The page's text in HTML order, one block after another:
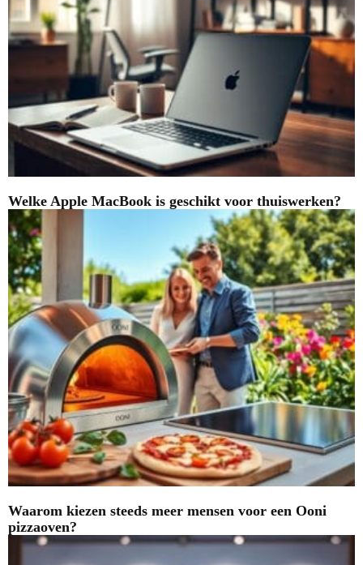
Welke Apple MacBook is geschikt voor thuiswerken?
Waarom kiezen steeds meer mensen voor een Ooni
pizzaoven?